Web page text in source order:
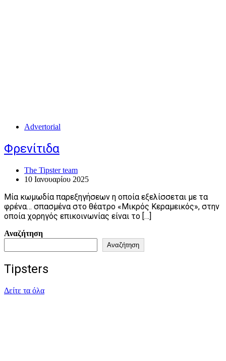
Advertorial
Φρενίτιδα
The Tipster team
10 Ιανουαρίου 2025
Μία κωμωδία παρεξηγήσεων η οποία εξελίσσεται με τα
φρένα… σπασμένα στο θέατρο «Μικρός Κεραμεικός», στην
οποία χορηγός επικοινωνίας είναι το […]
Αναζήτηση
Αναζήτηση
Tipsters
Δείτε τα όλα